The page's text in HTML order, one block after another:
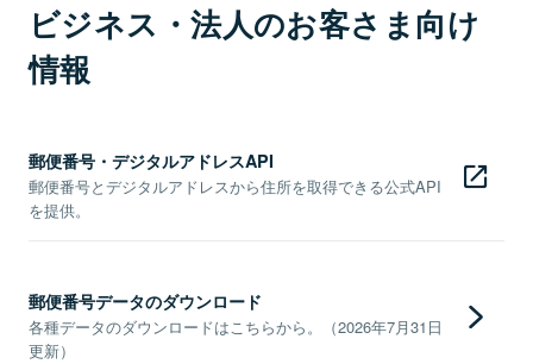
ビジネス・法人のお客さま向け
情報
郵便番号・デジタルアドレスAPI
郵便番号とデジタルアドレスから住所を取得できる公式API
を提供。
郵便番号データのダウンロード
各種データのダウンロードはこちらから。（2026年7月31日
更新）